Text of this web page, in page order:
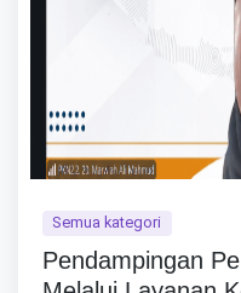
Semua kategori
Pendampingan